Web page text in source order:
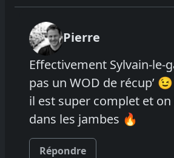
Pierre
Effectivement Sylvain-le-
pas un WOD de récup’ 😉
il est super complet et on
dans les jambes 🔥
Répondre